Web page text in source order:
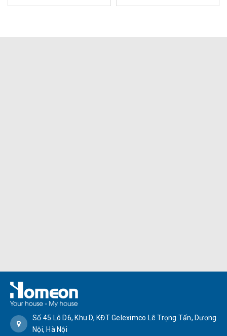
Số 45 Lô D6, Khu D, KĐT Geleximco Lê Trọng Tấn, Dương
Nội, Hà Nội